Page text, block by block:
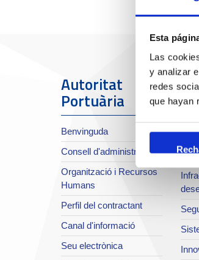
Esta
Las
y analizar
redes
que hayan
Autoritat
Portuària
Benvinguda
Consell d'administració
Organització i Recursos
Humans
Perfil del contractant
Canal d'informació
Seu electrònica
El